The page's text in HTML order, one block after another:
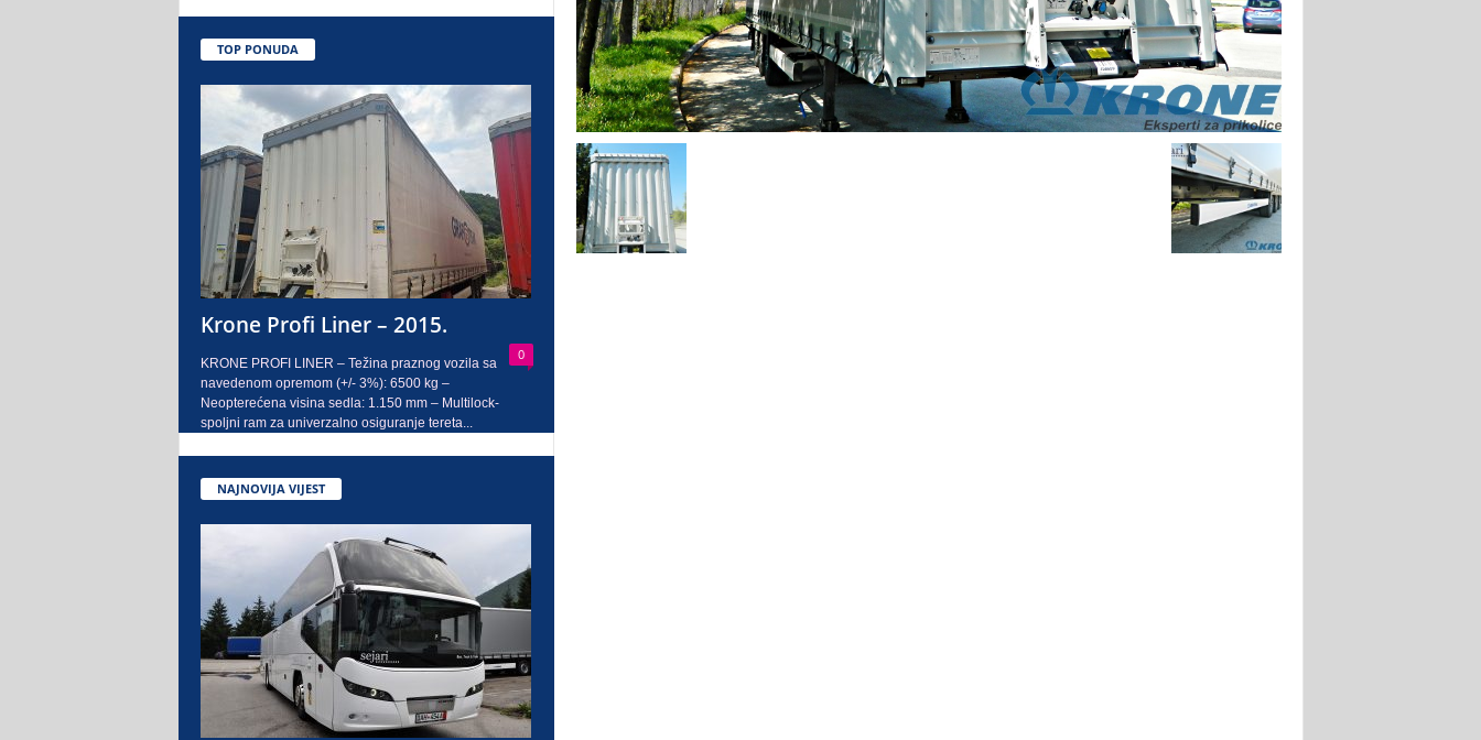
.
a
j
o
TOP PONUDA
Krone Profi Liner – 2015.
0
KRONE PROFI LINER – Težina praznog vozila sa
navedenom opremom (+/- 3%): 6500 kg –
Neopterećena visina sedla: 1.150 mm – Multilock-
spoljni ram za univerzalno osiguranje tereta...
NAJNOVIJA VIJEST